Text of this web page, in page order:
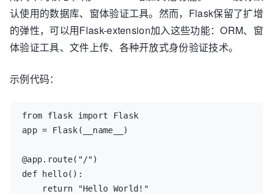
认使用的数据库、窗体验证工具。然而，Flask保留了扩增
的弹性，可以用Flask-extension加入这些功能：ORM、窗
体验证工具、文件上传、各种开放式身份验证技术。
示例代码：
from flask import Flask
app = Flask(__name__)
@app.route("/")
def hello():
return "Hello World!"